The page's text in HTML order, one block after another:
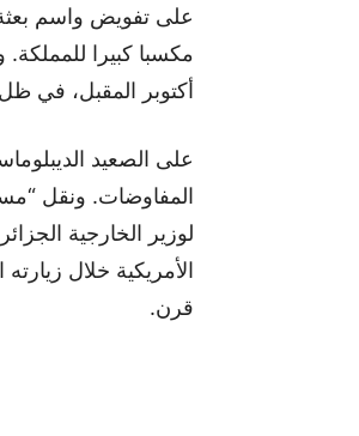
على تفويض واسم
مكسبا كبيرا
أكتوبر المقبل، في
على الصعيد
المفاوضات. ونقل
لوزير الخارجية
الأمريكية خلال
قرن.